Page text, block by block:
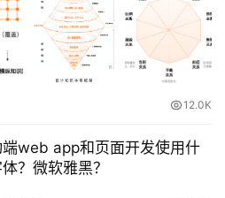
12.0K
web app和页面开发使用什
？微软雅黑？